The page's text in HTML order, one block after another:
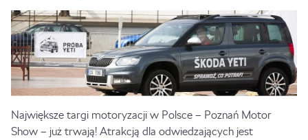
Kontakt
Największe targi motoryzacji w Polsce – Poznań Motor
Show – już trwają! Atrakcją dla odwiedzających jest